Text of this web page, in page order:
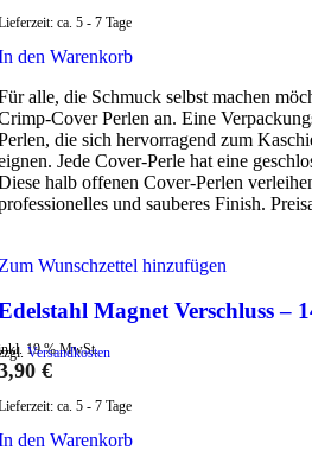
ca. 5 - 7 Tage
den Warenkorb
alle, die Schmuck selbst machen
Cover Perlen an. Eine
die sich hervorragend zum
Jede Cover-Perle hat eine
halb offenen Cover-Perlen
und sauberes Finish.
Wunschzettel hinzufügen
Magnet Verschluss –
19 % MwSt.
Versandkosten
€
ca. 5 - 7 Tage
den Warenkorb